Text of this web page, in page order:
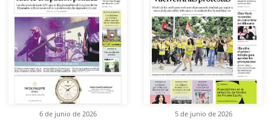
6 de junio de 2026 5 de junio de 2026